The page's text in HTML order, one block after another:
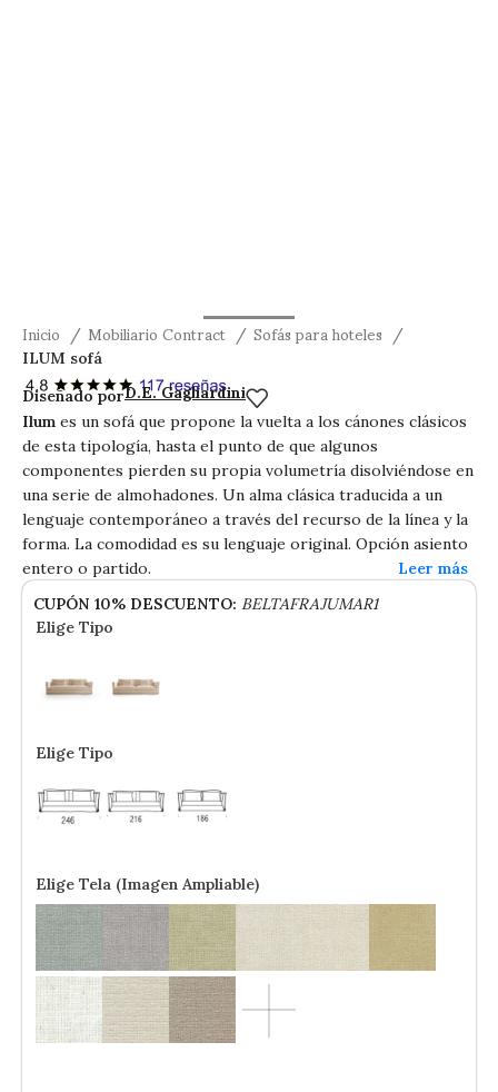
Inicio Mobiliario Contract Sofás para hoteles
ILUM sofá
ILUM sofá
Diseñado porD.E. Gagliardini
Ilum es un sofá que propone la vuelta a los cánones clásicos
de esta tipología, hasta el punto de que algunos
componentes pierden su propia volumetría disolviéndose en
una serie de almohadones. Un alma clásica traducida a un
lenguaje contemporáneo a través del recurso de la línea y la
forma. La comodidad es su lenguaje original. Opción asiento
entero o partido.
CUPÓN 10% DESCUENTO: BELTAFRAJUMAR1
Elige Tipo
Elige Tipo
Elige Tela (Imagen Ampliable)